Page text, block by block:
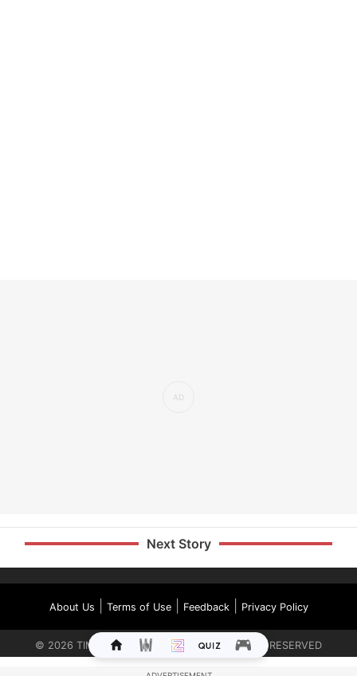
Next Story
About Us Terms of Use| Feedback| Privacy Policy
© 2026 TIMES INTERNET LIMITED. ALL RIGHTS RESERVED